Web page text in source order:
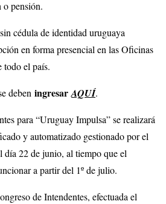
o pensión.
cédula de identidad uruguaya
en forma presencial en las Oficinas
todo el país.
deben ingresar AQUÍ.
para “Uruguay Impulsa” se realizará
y automatizado gestionado por el
día 22 de junio, al tiempo que el
a partir del 1º de julio.
de Intendentes, efectuada el